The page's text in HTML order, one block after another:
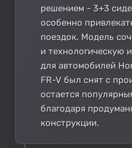
решением - 3+3
особенно
поездок. Модель
и технологическую
для автомобилей
FR-V был снят с
остается
благодаря
конструкции.